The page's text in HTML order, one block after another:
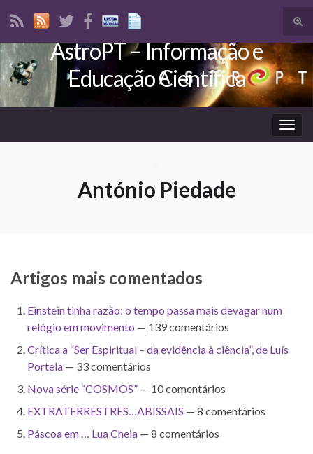
Search for:
AstroPT – Informação e
Educação Científica
António Piedade
Artigos mais comentados
Einstein tinha razão: o tempo passa mais devagar num
relógio em movimento — 139 comentários
Crítica a “Ser Espiritual – da evidência à ciência”, de Luís
Portela — 33 comentários
Nova série “COSMOS” — 10 comentários
EXTRATERRESTRES…ABISSAIS — 8 comentários
Páscoa em … Lua Cheia — 8 comentários